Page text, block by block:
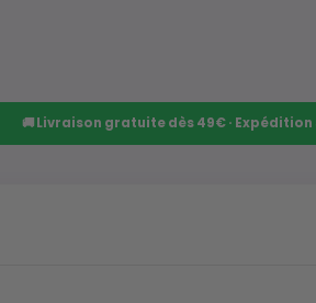
🚚 Livraison gratuite dès 49€ · Expédition